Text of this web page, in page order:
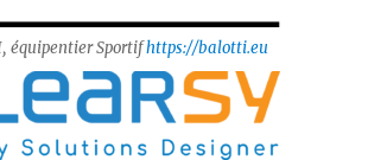
équipentier Sportifhttps://balotti.eu